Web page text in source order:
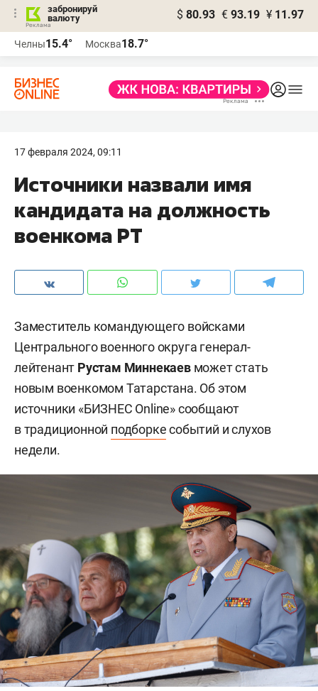
забронируй
валюту
$ 80.93 € 93.19 ¥ 11.97
Челны15.4° Москва18.7°
17 февраля 2024, 09:11
Источники назвали имя
кандидата на должность
военкома РТ
Заместитель командующего войсками
Центрального военного округа генерал-
лейтенант Рустам Миннекаевможет стать
новым военкомом Татарстана. Об этом
источники «БИЗНЕС Online» сообщают
в традиционной подборкесобытий и слухов
недели.